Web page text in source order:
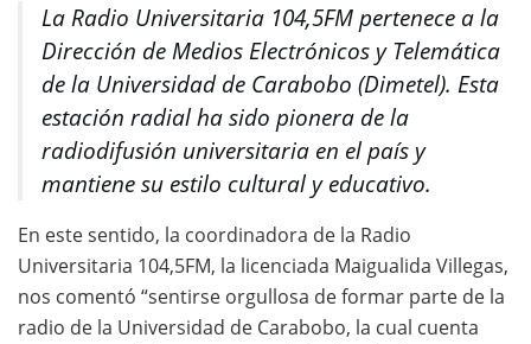
La Radio Universitaria 104,5FM pertenece a la
Dirección de Medios Electrónicos y Telemática
de la Universidad de Carabobo (Dimetel). Esta
estación radial ha sido pionera de la
radiodifusión universitaria en el país y
mantiene su estilo cultural y educativo.
En este sentido, la coordinadora de la Radio
Universitaria 104,5FM, la licenciada Maigualida Villegas,
nos comentó “sentirse orgullosa de formar parte de la
radio de la Universidad de Carabobo, la cual cuenta